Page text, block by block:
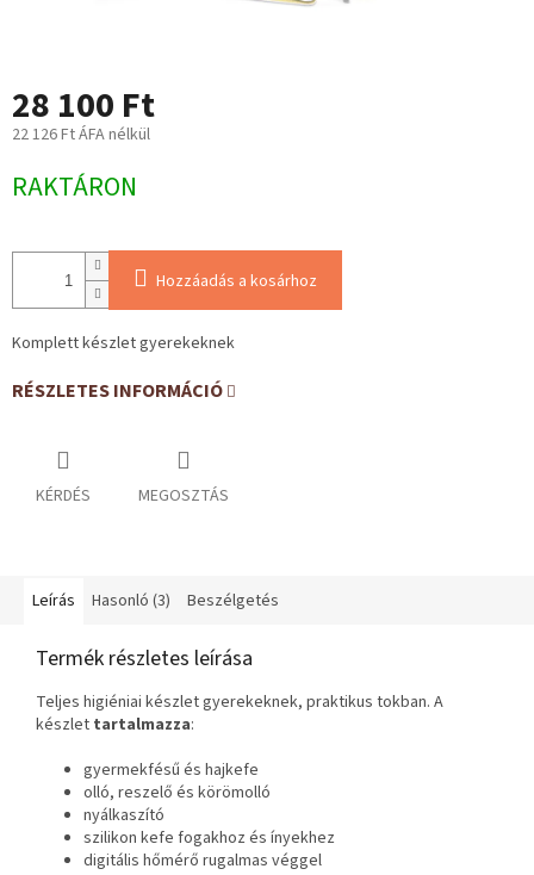
28 100 Ft
22 126 Ft ÁFA nélkül
Egységár:
RAKTÁRON
Hozzáadás a kosárhoz
Komplett készlet gyerekeknek
RÉSZLETES INFORMÁCIÓ
KÉRDÉS MEGOSZTÁS
Leírás Hasonló (3) Beszélgetés
Termék részletes leírása
Teljes higiéniai készlet gyerekeknek, praktikus tokban. A
készlet tartalmazza:
gyermekfésű és hajkefe
olló, reszelő és körömolló
nyálkaszító
szilikon kefe fogakhoz és ínyekhez
digitális hőmérő rugalmas véggel